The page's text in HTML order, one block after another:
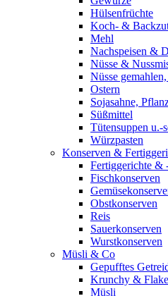
Hülsenfrüchte
Koch- &
Mehl
Nachspeisen &
Nüsse &
Nüsse
Ostern
Sojasahne,
Süßmittel
Tütensuppen u.-
Würzpasten
Konserven &
Fertiggerichte &
Fischkonserven
Obstkonserven
Reis
Sauerkonserven
Wurstkonserven
Müsli & Co
Gepufftes
Krunchy &
Müsli